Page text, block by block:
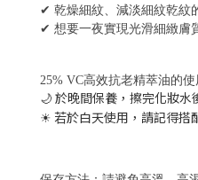
✔ 乾燥細紋、減淡細紋乾紋
✔ 想要一夜實現光滑細緻膚
25% VC高效抗老精萃油的使
🌙 於晚間保養，擦完化妝水
☀ 若於白天使用，請記得搭